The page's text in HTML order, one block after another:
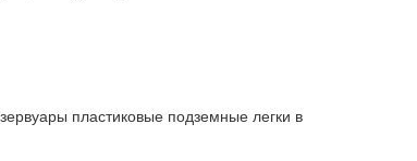
пластиковые подземные легки в